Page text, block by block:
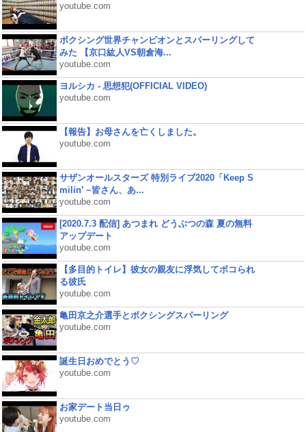
youtube.com
ボクシング世界チャンピオンとスパーリングして
みた 【京口紘人VS朝倉海...
youtube.com
ヨルシカ - 思想犯(OFFICIAL VIDEO)
youtube.com
【報告】お母さんを亡くしました。
youtube.com
サザンオールスターズ 特別ライブ2020「Keep S
milin’ ~皆さん、あ...
youtube.com
[2020.7.3 配信] あつまれ どうぶつの森 夏の無料
アップデート
youtube.com
【多目的トイレ】彼女の親友に浮気してボコられ
る彼氏
youtube.com
亀田京之介選手とボクシングスパーリング
youtube.com
誕生日おめでとう♡
youtube.com
お家デート当日ゥ
youtube.com